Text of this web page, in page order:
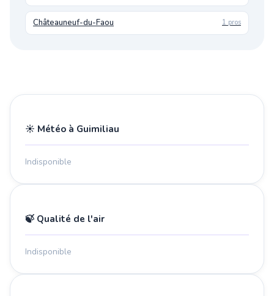
Châteauneuf-du-Faou 1 pros
☀️ Météo à Guimiliau
Indisponible
🍃 Qualité de l'air
Indisponible